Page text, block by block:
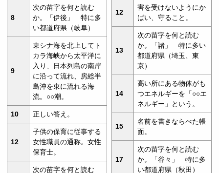
8
次の苗字を何と読む
か。「伊後」 特に多
い都道府県（岐阜）
9
東シナ海を北上してト
カラ海峡から太平洋に
入り、日本列島の南岸
に沿って流れ、房総半
島沖を東に流れる海
流。○○潮。
10 正しい答え。
12
子供の保育に従事する
女性職員の通称。女性
保育士。
次の苗字を何と読む
12
害を受けないようにか
ばい、守ること。
13
次の苗字を何と読む
か。「諸」 特に多い
都道府県（埼玉、東
京）
14
高い所にある物体がも
つエネルギーを「○○エ
ネルギー」という。
15
名前を書きならべた帳
面。
17
次の苗字を何と読む
か。「谷々」 特に多
い都道府県（秋田）